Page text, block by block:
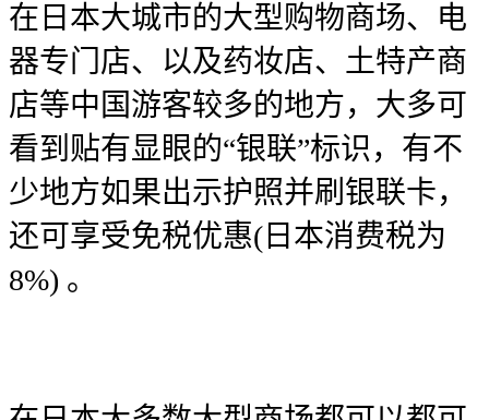
在日本大城市的大型购物商场、电
器专门店、以及药妆店、土特产商
店等中国游客较多的地方，大多可
看到贴有显眼的“银联”标识，有不
少地方如果出示护照并刷银联卡，
还可享受免税优惠(日本消费税为
8%) 。